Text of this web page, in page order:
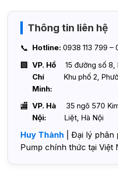
Thông tin liên hệ
Hotline: 0938 113 799 –
VP. Hồ
Chí
Minh:
15 đường số 8,
Khu phố 2,
VP. Hà
Nội:
35 ngõ 570
Liệt, Hà Nội
Huy Thành | Đại lý phân
Pump chính thức tại Việt